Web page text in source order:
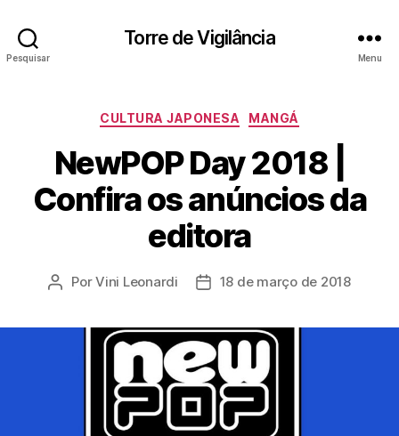
Pesquisar
Torre de Vigilância
Menu
Categorias
CULTURA JAPONESA MANGÁ
NewPOP Day 2018 |
Confira os anúncios da
editora
Autor
PorVini Leonardi
Data18 de março de 2018